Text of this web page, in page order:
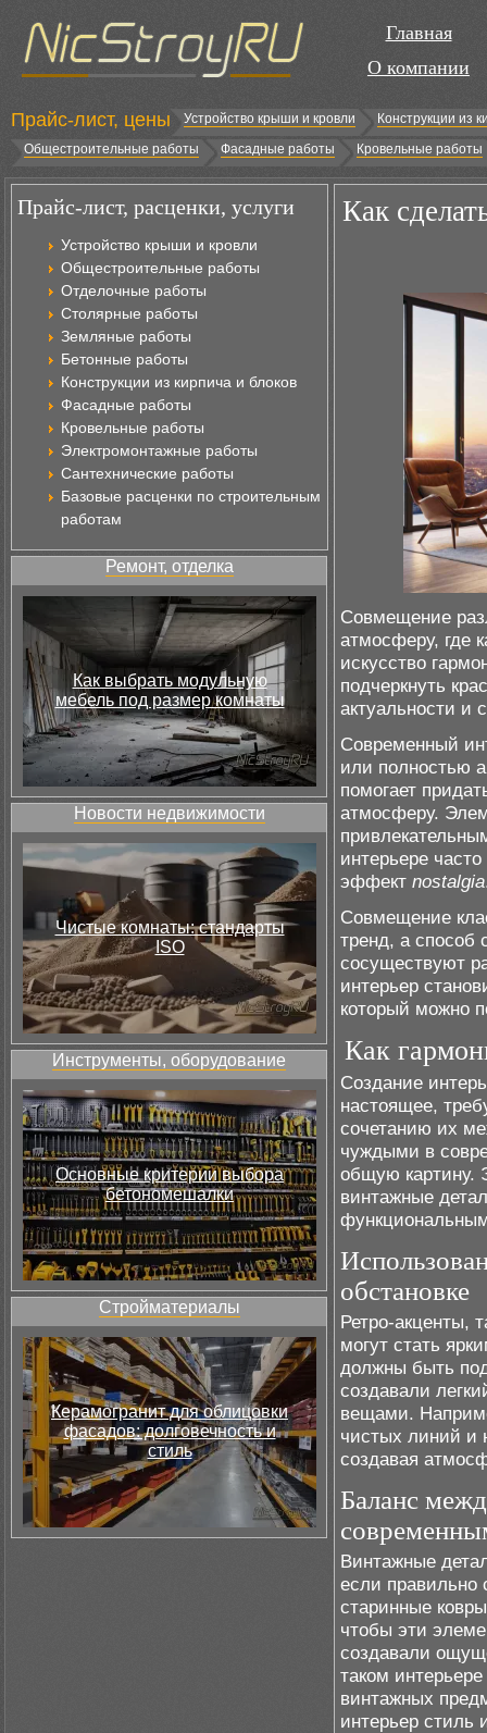
Главная
О компании
Прайс-лист, цены Устройство крыши и кровли
Конструкции из
Общестроительные работы
Фасадные работы Кровельные работы
Прайс-лист, расценки, услуги
Устройство крыши и кровли
Общестроительные работы
Отделочные работы
Столярные работы
Земляные работы
Бетонные работы
Конструкции из кирпича и блоков
Фасадные работы
Кровельные работы
Электромонтажные работы
Сантехнические работы
Базовые расценки по строительным
работам
Ремонт, отделка
Как выбрать модульную
мебель под размер комнаты
Новости недвижимости
Чистые комнаты: стандарты
ISO
Инструменты, оборудование
Основные критерии выбора
бетономешалки
Стройматериалы
Керамогранит для облицовки
фасадов: долговечность и
стиль
Как
Совмещение
атмосферу, где
искусство
подчеркнуть
актуальности и
Современный
или полностью
помогает
атмосферу.
интерьере
эффект nostalgia
Совмещение
тренд, а способ
сосуществуют
интерьер
который можно
Как
Создание
настоящее,
сочетанию их
чуждыми в
общую картину.
винтажные
обстановке
Ретро-акценты,
могут стать
должны быть
создавали
вещами.
чистых линий и
создавая
Баланс
Винтажные
если
старинные
чтобы эти
создавали
таком
винтажных
интерьер стиль